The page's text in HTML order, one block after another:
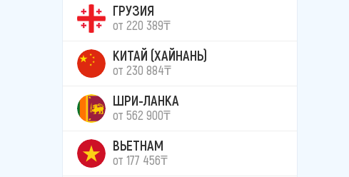
ГРУЗИЯ
от 220 389₸
КИТАЙ (ХАЙНАНЬ)
от 230 884₸
ШРИ-ЛАНКА
от 562 900₸
ВЬЕТНАМ
от 177 456₸